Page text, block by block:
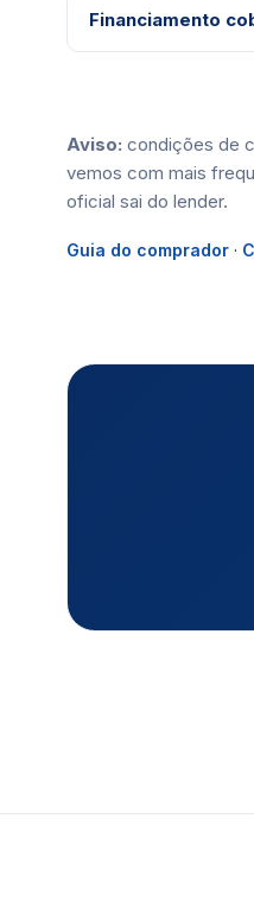
Financiamento
Aviso: condições de
vemos com mais
oficial sai do lender.
Guia do comprador ·